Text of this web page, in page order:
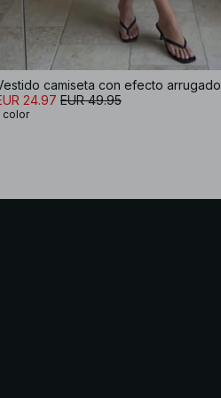
camiseta con efecto arrugado
24.97 EUR 49.95
color